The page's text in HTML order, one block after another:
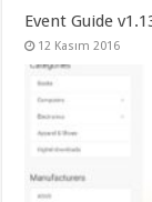
Event Guide
12 Kasım 2016